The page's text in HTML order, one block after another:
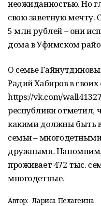
неожиданностью. Но
свою заветную мечту.
5 млн рублей – они
дома в Уфимском
О семье
Радий Хабиров в своих
https://vk.com/
республики отметил,
какими должны быть
семьи –
дружными. Напомним,
проживает 472 тыс.
многодетные.
Автор: Лариса Пелагеина